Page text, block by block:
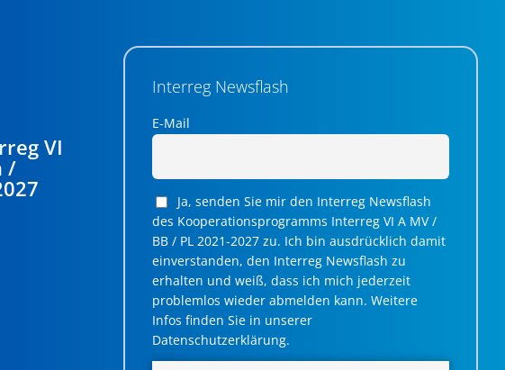
VI
/
Interreg Newsflash
E-Mail
Ja, senden Sie mir den Interreg Newsflash
des Kooperationsprogramms Interreg VI A MV /
BB / PL 2021-2027 zu. Ich bin ausdrücklich damit
einverstanden, den Interreg Newsflash zu
erhalten und weiß, dass ich mich jederzeit
problemlos wieder abmelden kann. Weitere
Infos finden Sie in unserer
Datenschutzerklärung.